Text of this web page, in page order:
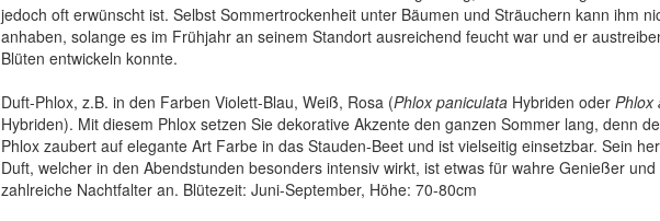
jedoch oft erwünscht ist. Selbst Sommertrockenheit unter Bäumen und Sträuchern kann ihm
anhaben, solange es im Frühjahr an seinem Standort ausreichend feucht war und er
Blüten entwickeln konnte.
Duft-Phlox, z.B. in den Farben Violett-Blau, Weiß, Rosa (Phlox paniculata Hybriden oder Phlox
Hybriden). Mit diesem Phlox setzen Sie dekorative Akzente den ganzen Sommer lang, denn
Phlox zaubert auf elegante Art Farbe in das Stauden-Beet und ist vielseitig einsetzbar. Sein
Duft, welcher in den Abendstunden besonders intensiv wirkt, ist etwas für wahre Genießer und
zahlreiche Nachtfalter an. Blütezeit: Juni-September, Höhe: 70-80cm